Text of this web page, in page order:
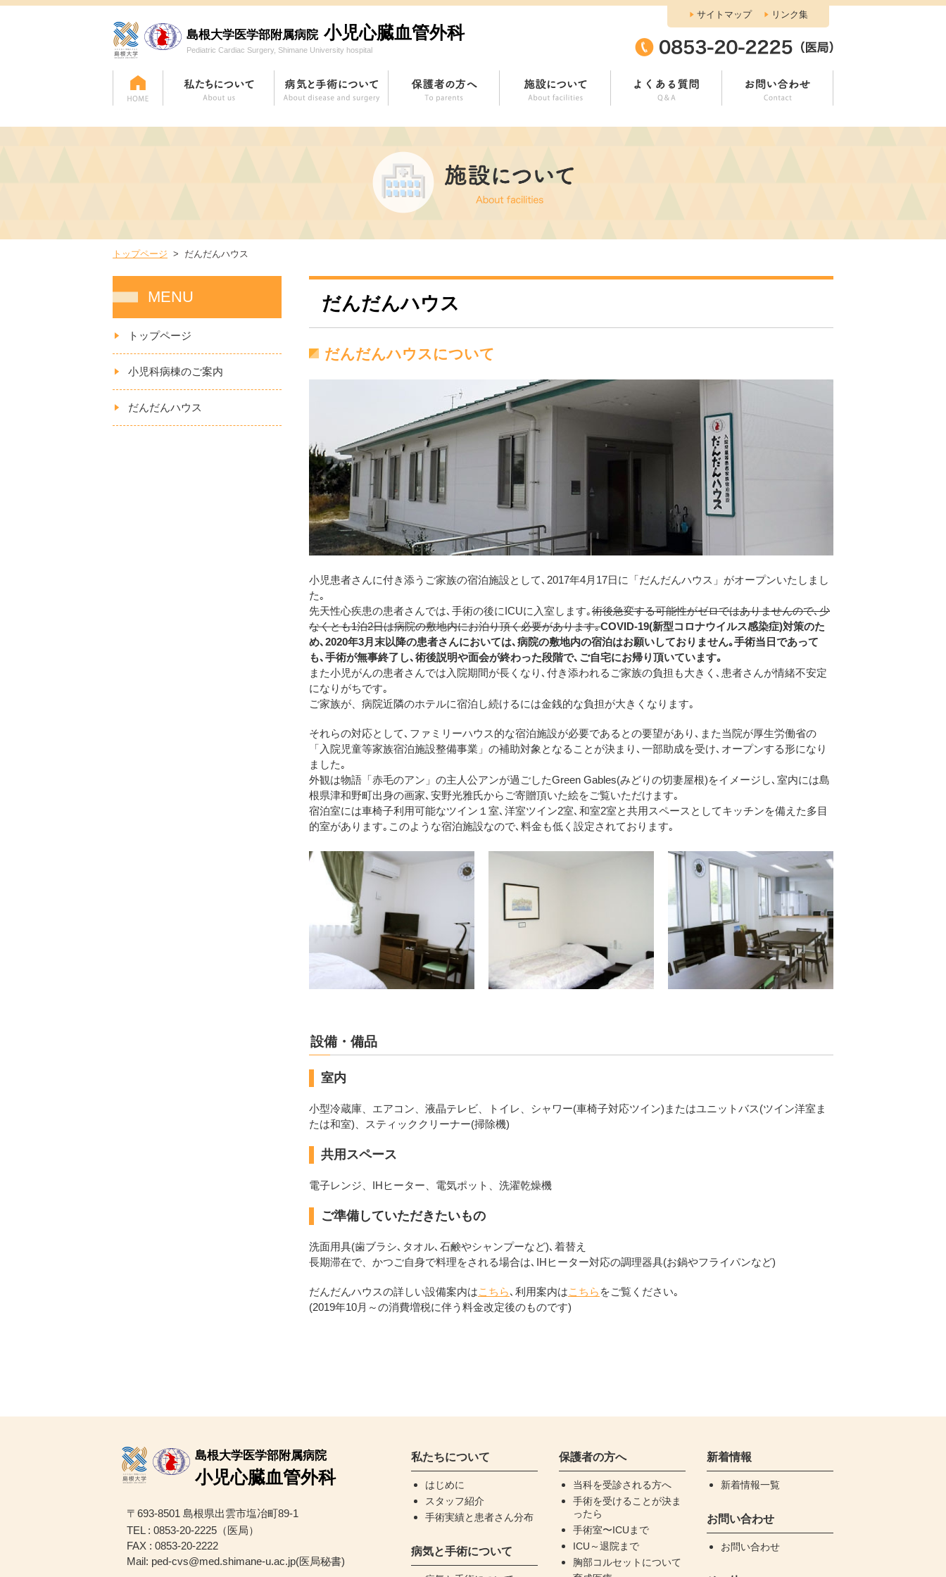
島根大学医学部附属病院 小児心臓血管外科
Pediatric Cardiac Surgery, Shimane University hospital
サイトマップ リンク集
トップページ だんだんハウス
だんだんハウス
だんだんハウスについて
小児患者さんに付き添うご家族の宿泊施設として､2017年4月17日に「だんだんハウス」がオープンいたしまし
た｡
先天性心疾患の患者さんでは､手術の後にICUに入室します｡術後急変する可能性がゼロではありませんので､少
なくとも1泊2日は病院の敷地内にお泊り頂く必要があります｡COVID-19(新型コロナウイルス感染症)対策のた
め､2020年3月末以降の患者さんにおいては､病院の敷地内の宿泊はお願いしておりません｡手術当日であって
も､手術が無事終了し､術後説明や面会が終わった段階で､ご自宅にお帰り頂いています｡
また小児がんの患者さんでは入院期間が長くなり､付き添われるご家族の負担も大きく､患者さんが情緒不安定
になりがちです｡
ご家族が、病院近隣のホテルに宿泊し続けるには金銭的な負担が大きくなります｡
それらの対応として､ファミリーハウス的な宿泊施設が必要であるとの要望があり､また当院が厚生労働省の
「入院児童等家族宿泊施設整備事業」の補助対象となることが決まり､一部助成を受け､オープンする形になり
ました｡
外観は物語「赤毛のアン」の主人公アンが過ごしたGreen Gables(みどりの切妻屋根)をイメージし､室内には島
根県津和野町出身の画家､安野光雅氏からご寄贈頂いた絵をご覧いただけます｡
宿泊室には車椅子利用可能なツイン１室､洋室ツイン2室､和室2室と共用スペースとしてキッチンを備えた多目
的室があります｡このような宿泊施設なので､料金も低く設定されております｡
設備・備品
室内
小型冷蔵庫、エアコン、液晶テレビ、トイレ、シャワー(車椅子対応ツイン)またはユニットバス(ツイン洋室ま
たは和室)、スティッククリーナー(掃除機)
共用スペース
電子レンジ、IHヒーター、電気ポット、洗濯乾燥機
ご準備していただきたいもの
洗面用具(歯ブラシ､タオル､石鹸やシャンプーなど)､着替え
長期滞在で、かつご自身で料理をされる場合は､IHヒーター対応の調理器具(お鍋やフライパンなど)
だんだんハウスの詳しい設備案内はこちら､利用案内はこちら をご覧ください｡
(2019年10月～の消費増税に伴う料金改定後のものです)
MENU
トップページ
小児科病棟のご案内
だんだんハウス
島根大学医学部附属病院
小児心臓血管外科
〒693-8501 島根県出雲市塩冶町89-1
TEL : 0853-20-2225 （医局）
FAX : 0853-20-2222
Mail: ped-cvs@med.shimane-u.ac.jp(医局秘書)
私たちについて
はじめに
スタッフ紹介
手術実績と患者さん分布
病気と手術について
保護者の方へ
当科を受診される方へ
手術を受けることが決ま
ったら
手術室〜ICUまで
ICU～退院まで
胸部コルセットについて
新着情報
新着情報一覧
お問い合わせ
お問い合わせ